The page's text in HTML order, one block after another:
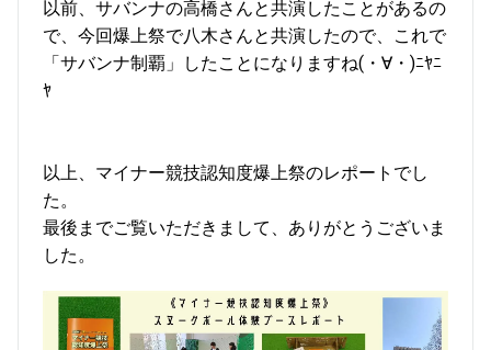
以前、サバンナの高橋さんと共演したことがあるの
で、今回爆上祭で八木さんと共演したので、これで
「サバンナ制覇」したことになりますね(・∀・)ﾆﾔﾆ
ﾔ
以上、マイナー競技認知度爆上祭のレポートでし
た。
最後までご覧いただきまして、ありがとうございま
した。